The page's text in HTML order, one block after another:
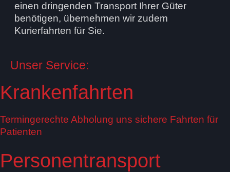
einen dringenden Transport Ihrer Güter
benötigen, übernehmen wir zudem
Kurierfahrten für Sie.
Unser Service:
Krankenfahrten
Termingerechte Abholung uns sichere Fahrten für
Patienten
Personen­transport